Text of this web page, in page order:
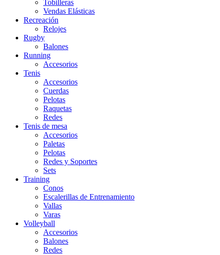
Tobilleras
Vendas Elásticas
Recreación
Relojes
Rugby
Balones
Running
Accesorios
Tenis
Accesorios
Cuerdas
Pelotas
Raquetas
Redes
Tenis de mesa
Accesorios
Paletas
Pelotas
Redes y Soportes
Sets
Training
Conos
Escalerillas de Entrenamiento
Vallas
Varas
Volleyball
Accesorios
Balones
Redes